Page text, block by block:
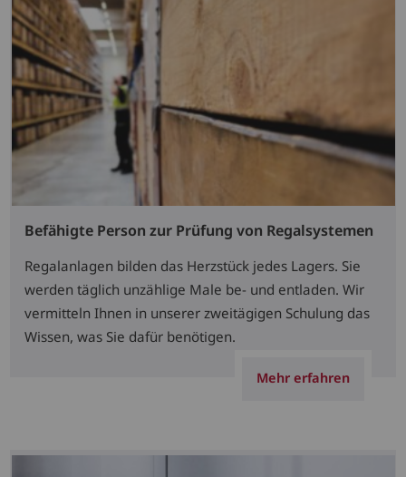
Befähigte Person zur Prüfung von Regalsystemen
Regalanlagen bilden das Herzstück jedes Lagers. Sie
werden täglich unzählige Male be- und entladen. Wir
vermitteln Ihnen in unserer zweitägigen Schulung das
Wissen, was Sie dafür benötigen.
Mehr erfahren